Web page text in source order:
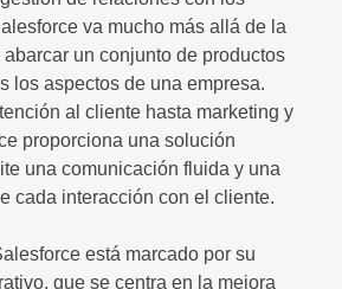
va mucho más allá de la
un conjunto de productos
los aspectos de una empresa.
al cliente hasta marketing y
proporciona una solución
una comunicación fluida y una
cada interacción con el cliente.
está marcado por su
que se centra en la mejora